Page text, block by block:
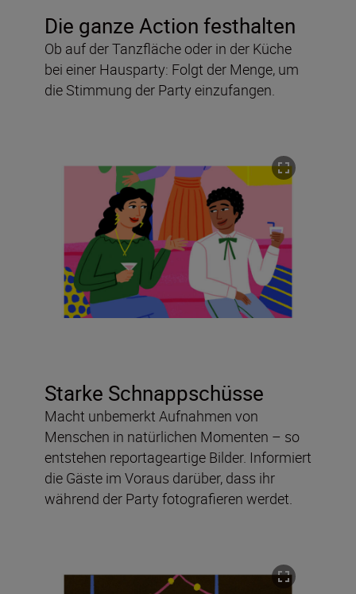
Die ganze Action festhalten
Ob auf der Tanzfläche oder in der Küche
bei einer Hausparty: Folgt der Menge, um
die Stimmung der Party einzufangen.
Starke Schnappschüsse
Macht unbemerkt Aufnahmen von
Menschen in natürlichen Momenten – so
entstehen reportageartige Bilder. Informiert
die Gäste im Voraus darüber, dass ihr
während der Party fotografieren werdet.